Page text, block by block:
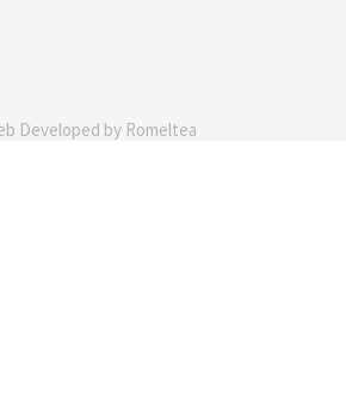
Developed by Romeltea